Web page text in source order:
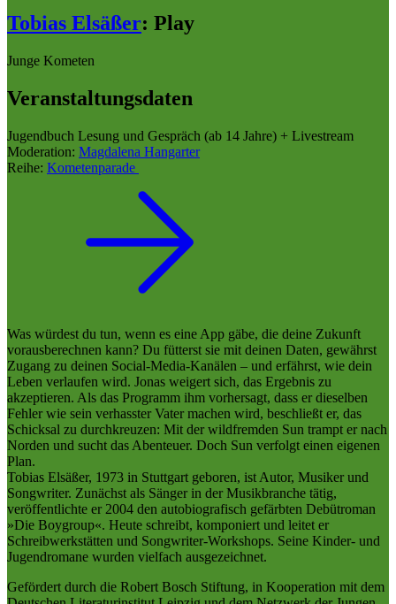
Tobias Elsäßer: Play
Junge Kometen
Veranstaltungsdaten
Jugendbuch Lesung und Gespräch (ab 14 Jahre) + Livestream
Moderation: Magdalena Hangarter
Reihe: Kometenparade
Was würdest du tun, wenn es eine App gäbe, die deine Zukunft
vorausberechnen kann? Du fütterst sie mit deinen Daten, gewährst
Zugang zu deinen Social-Media-Kanälen – und erfährst, wie dein
Leben verlaufen wird. Jonas weigert sich, das Ergebnis zu
akzeptieren. Als das Programm ihm vorhersagt, dass er dieselben
Fehler wie sein verhasster Vater machen wird, beschließt er, das
Schicksal zu durchkreuzen: Mit der wildfremden Sun trampt er nach
Norden und sucht das Abenteuer. Doch Sun verfolgt einen eigenen
Plan.
Tobias Elsäßer, 1973 in Stuttgart geboren, ist Autor, Musiker und
Songwriter. Zunächst als Sänger in der Musikbranche tätig,
veröffentlichte er 2004 den autobiografisch gefärbten Debütroman
»Die Boygroup«. Heute schreibt, komponiert und leitet er
Schreibwerkstätten und Songwriter-Workshops. Seine Kinder- und
Jugendromane wurden vielfach ausgezeichnet.
Gefördert durch die Robert Bosch Stiftung, in Kooperation mit dem